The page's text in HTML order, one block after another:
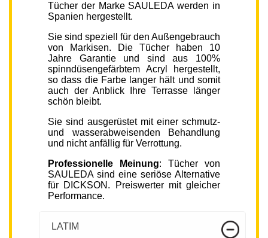
Tücher der Marke SAULEDA werden in
Spanien hergestellt.
Sie sind speziell für den Außengebrauch
von Markisen. Die Tücher haben 10
Jahre Garantie und sind aus 100%
spinndüsengefärbtem Acryl hergestellt,
so dass die Farbe langer hält und somit
auch der Anblick Ihre Terrasse länger
schön bleibt.
Sie sind ausgerüstet mit einer schmutz-
und wasserabweisenden Behandlung
und nicht anfällig für Verrottung.
Professionelle Meinung: Tücher von
SAULEDA sind eine seriöse Alternative
für DICKSON. Preiswerter mit gleicher
Performance.
LATIM